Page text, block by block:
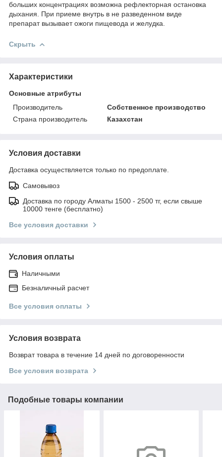
больших концентрациях возможна рефлекторная остановка
дыхания. При приеме внутрь в не разведенном виде
препарат вызывает ожоги пищевода и желудка.
Скрыть
Характеристики
Основные атрибуты
Производитель
Собственное производство
Страна производитель
Казахстан
Условия доставки
Доставка осуществляется только по предоплате.
Самовывоз
Доставка по городу Алматы 1500 - 2500 тг, если свыше
10000 тенге (бесплатно)
Все условия доставки
Условия оплаты
Наличными
Безналичный расчет
Все условия оплаты
Условия возврата
Возврат товара в течение 14 дней по договоренности
Все условия возврата
Подобные товары компании